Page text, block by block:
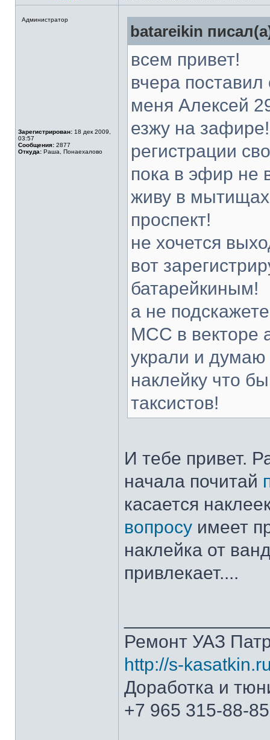
Администратор
Зарегистрирован: 18 дек 2009,
03:57
Сообщения: 2877
Откуда: Раша, Понаехалово
batareikin
всем привет!
вчера
меня Алексей
езжу на
регистрации
пока в эфир не
живу в мытищах
проспект!
не хочется
вот
батарейкиным!
а не
МСС в векторе
украли и думаю
наклейку что
таксистов!
И тебе привет.
начала почитай
касается
вопросу имеет
наклейка от
привлекает....
Ремонт УАЗ
http://s-
Доработка и
+7 965 315-88-85